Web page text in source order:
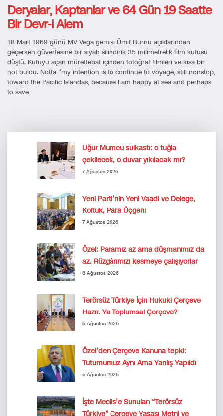
Deryalar, Kaptanlar ve 64 Gün 19 Saatte
Bir Devr-i Alem
18 Mart 1969 günü MV Vega gemisi Ümit Burnu açıklarından
geçerken güvertesine bir siyah silindirik 35 milimetrelik film kutusu
düştü. Kutuyu açan mürettebat içinden fotoğraf filmleri ve kısa bir
not buldu. Notta “my intention is to continue to voyage, still nonstop,
toward the Pacific Islandas, because I am happy at sea and perhaps
to save
Uğur Mumcu suikastı: o tuğla
çekilecek, o duvar yıkılacak mı?
7 Ağustos 2026
Yeni Parti’nin Yeni Vaadi ve Delege,
Koltuk, Para Üçgeni
7 Ağustos 2026
Özel: Paramız az ama düşmanımız da
az. Rüzgârımızı kesmeye çalışıyorlar
6 Ağustos 2026
Terörsüz Türkiye İçin Hukuki Çerçeve
Hazır. Ya Toplumsal Çerçeve?
6 Ağustos 2026
Özel’den Çerçeve Kanuna tepki:
Tutumumuz Aynı Ama Yanlış Yapıldı
5 Ağustos 2026
İşte Meclis’e Sunulan “Terörsüz
Türkiye” Çerçeve Yasası Metni ve